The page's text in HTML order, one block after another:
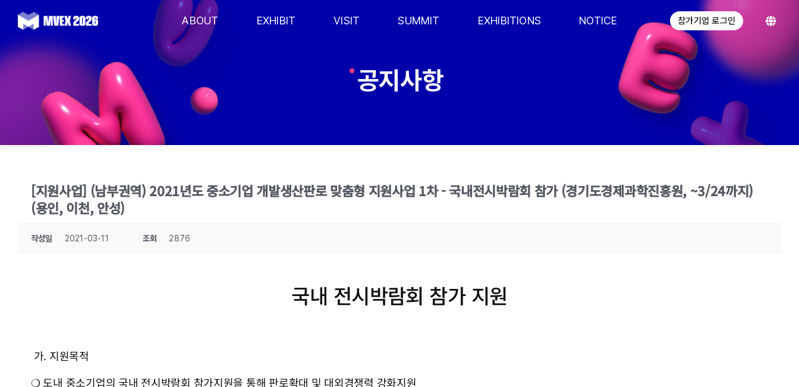
content
ABOUT EXHIBIT VISIT SUMMIT EXHIBITIONS NOTICE 참가기업 로그인
공지사항
[지원사업] (남부권역) 2021년도 중소기업 개발생산판로 맞춤형 지원사업 1차 - 국내전시박람회 참가 (경기도경제과학진흥원, ~3/24까지)
(용인, 이천, 안성)
작성일 2021-03-11 조회 2876
국내 전시박람회 참가 지원
가. 지원목적
❍ 도내 중소기업의 국내 전시박람회 참가지원을 통해 판로확대 및 대외경쟁력 강화지원